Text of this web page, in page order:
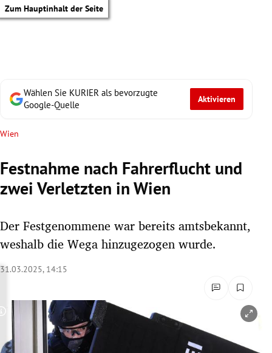
Zum Hauptinhalt der Seite
Untermenü
Untermenü
Wählen Sie KURIER als bevorzugte
Google-Quelle
Aktivieren
Wien
Festnahme nach Fahrerflucht und
zwei Verletzten in Wien
Der Festgenommene war bereits amtsbekannt,
weshalb die Wega hinzugezogen wurde.
31.03.2025, 14:15
Copyright-Hinweis öffnen/schließen